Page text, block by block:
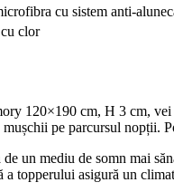
cu sistem anti-
clor
120×190 cm, H 3 cm,
pe parcursul
un mediu de somn mai
topperului asigură un